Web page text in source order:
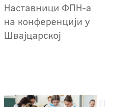
Наставници ФПН-а
на конференцији у
Швајцарској